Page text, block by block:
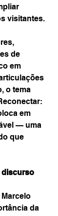
visitantes.
de
em
o tema
em
— uma
que
discurso
da